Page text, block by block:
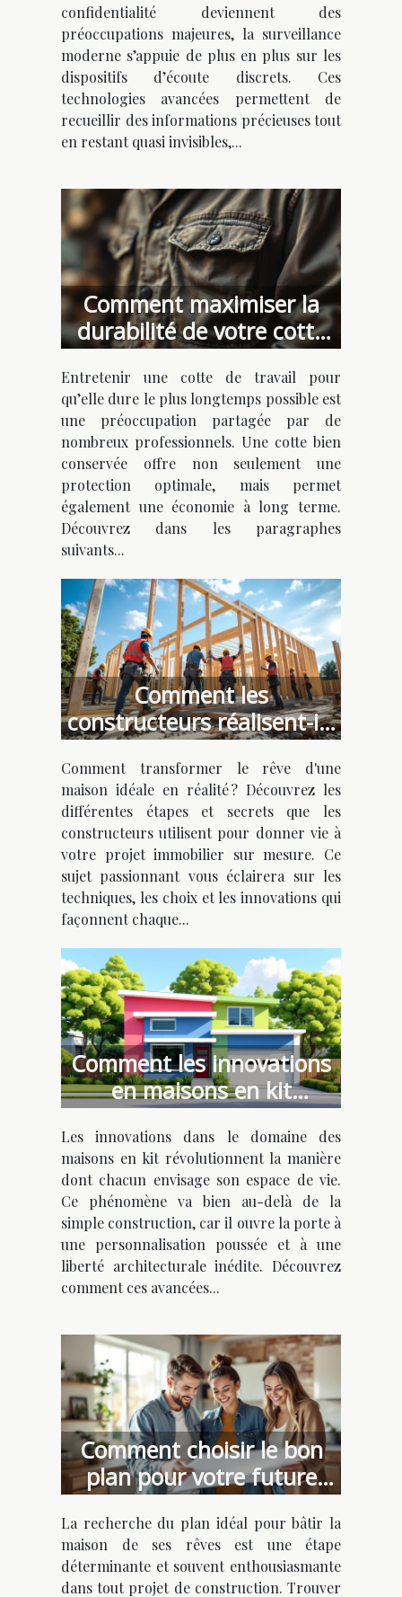
confidentialité deviennent des
préoccupations majeures, la surveillance
moderne s’appuie de plus en plus sur les
dispositifs d’écoute discrets. Ces
technologies avancées permettent de
recueillir des informations précieuses tout
en restant quasi invisibles,...
Comment maximiser la
durabilité de votre cotte
de travail ?
Entretenir une cotte de travail pour
qu’elle dure le plus longtemps possible est
une préoccupation partagée par de
nombreux professionnels. Une cotte bien
conservée offre non seulement une
protection optimale, mais permet
également une économie à long terme.
Découvrez dans les paragraphes
suivants...
Comment les
constructeurs réalisent-ils
votre maison idéale ?
Comment transformer le rêve d'une
maison idéale en réalité ? Découvrez les
différentes étapes et secrets que les
constructeurs utilisent pour donner vie à
votre projet immobilier sur mesure. Ce
sujet passionnant vous éclairera sur les
techniques, les choix et les innovations qui
façonnent chaque...
Comment les innovations
en maisons en kit
favorisent l'individualisme
architectural ?
Les innovations dans le domaine des
maisons en kit révolutionnent la manière
dont chacun envisage son espace de vie.
Ce phénomène va bien au-delà de la
simple construction, car il ouvre la porte à
une personnalisation poussée et à une
liberté architecturale inédite. Découvrez
comment ces avancées...
Comment choisir le bon
plan pour votre future
maison de rêve ?
La recherche du plan idéal pour bâtir la
maison de ses rêves est une étape
déterminante et souvent enthousiasmante
dans tout projet de construction. Trouver